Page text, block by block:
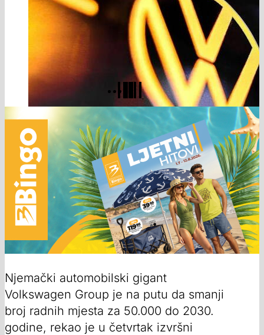
Njemački automobilski gigant
Volkswagen Group je na putu da smanji
broj radnih mjesta za 50.000 do 2030.
godine, rekao je u četvrtak izvršni